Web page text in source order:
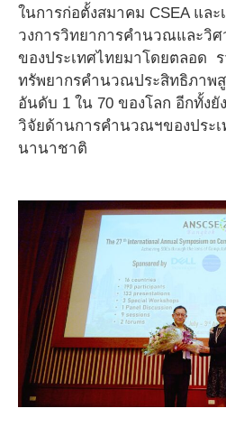
ในการก่อตั้งสมาคม CSEA แล
วงการวิทยาการคำนวณและวิศ
ของประเทศไทยมาโดยตลอด
ทรัพยากรคำนวณประสิทธิภาพสู
อันดับ 1 ใน 70 ของโลก อีกทั้ง
วิจัยด้านการคำนวณฯของประ
นานาชาติ